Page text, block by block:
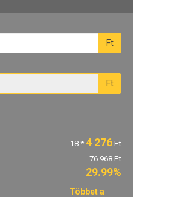
Ft
Ft
18* 4 276Ft
76 968 Ft
29.99%
Többet a